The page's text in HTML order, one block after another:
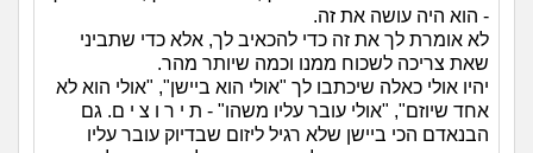
- הוא היה עושה את זה.
לא אומרת לך את זה כדי להכאיב לך, אלא כדי שתביני
שאת צריכה לשכוח ממנו וכמה שיותר מהר.
יהיו אולי כאלה שיכתבו לך "אולי הוא ביישן", "אולי הוא לא
אחד שיוזם", "אולי עובר עליו משהו" - ת י ר ו צ י ם. גם
הבנאדם הכי ביישן שלא רגיל ליזום שבדיוק עובר עליו